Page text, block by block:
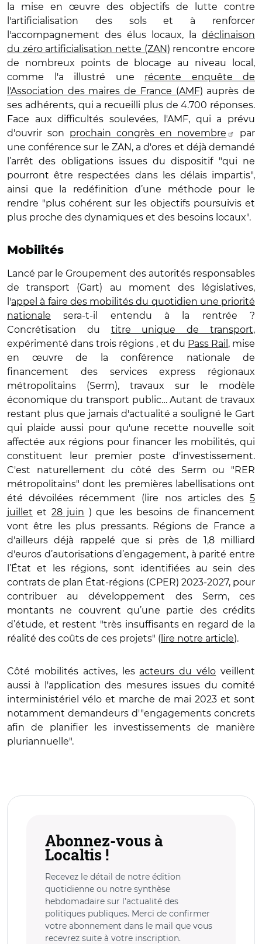
la mise en œuvre des objectifs de lutte contre
l'artificialisation des sols et à renforcer
l'accompagnement des élus locaux, la déclinaison
du zéro artificialisation nette (ZAN) rencontre encore
de nombreux points de blocage au niveau local,
comme l'a illustré une récente enquête de
l'Association des maires de France (AMF) auprès de
ses adhérents, qui a recueilli plus de 4.700 réponses.
Face aux difficultés soulevées, l'AMF, qui a prévu
d'ouvrir son prochain congrès en novembre
par
une conférence sur le ZAN, a d'ores et déjà demandé
l’arrêt des obligations issues du dispositif "qui ne
pourront être respectées dans les délais impartis",
ainsi que la redéfinition d’une méthode pour le
rendre "plus cohérent sur les objectifs poursuivis et
plus proche des dynamiques et des besoins locaux".
Mobilités
Lancé par le Groupement des autorités responsables
de transport (Gart) au moment des législatives,
l'appel à faire des mobilités du quotidien une priorité
nationale sera-t-il entendu à la rentrée ?
Concrétisation du titre unique de transport,
expérimenté dans trois régions , et du Pass Rail , mise
en œuvre de la conférence nationale de
financement des services express régionaux
métropolitains (Serm), travaux sur le modèle
économique du transport public… Autant de travaux
restant plus que jamais d'actualité a souligné le Gart
qui plaide aussi pour qu'une recette nouvelle soit
affectée aux régions pour financer les mobilités, qui
constituent leur premier poste d'investissement.
C'est naturellement du côté des Serm ou "RER
métropolitains" dont les premières labellisations ont
été dévoilées récemment (lire nos articles des 5
juillet et 28 juin ) que les besoins de financement
vont être les plus pressants. Régions de France a
d'ailleurs déjà rappelé que si près de 1,8 milliard
d'euros d’autorisations d’engagement, à parité entre
l’État et les régions, sont identifiées au sein des
contrats de plan État-régions (CPER) 2023-2027, pour
contribuer au développement des Serm, ces
montants ne couvrent qu’une partie des crédits
d’étude, et restent "très insuffisants en regard de la
réalité des coûts de ces projets" ( lire notre article).
Côté mobilités actives, les acteurs du vélo veillent
aussi à l'application des mesures issues du comité
interministériel vélo et marche de mai 2023 et sont
notamment demandeurs d'"engagements concrets
afin de planifier les investissements de manière
pluriannuelle".
Abonnez-vous à
Localtis !
Recevez le détail de notre édition
quotidienne ou notre synthèse
hebdomadaire sur l’actualité des
politiques publiques. Merci de confirmer
votre abonnement dans le mail que vous
recevrez suite à votre inscription.